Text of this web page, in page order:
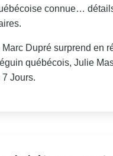
connue…
Dupré surprend en
québécois, Julie
Jours.